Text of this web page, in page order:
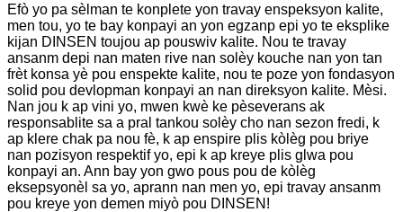
Efò yo pa sèlman te konplete yon travay enspeksyon kalite,
men tou, yo te bay konpayi an yon egzanp epi yo te eksplike
kijan DINSEN toujou ap pouswiv kalite. Nou te travay
ansanm depi nan maten rive nan solèy kouche nan yon tan
frèt konsa yè pou enspekte kalite, nou te poze yon fondasyon
solid pou devlopman konpayi an nan direksyon kalite. Mèsi.
Nan jou k ap vini yo, mwen kwè ke pèseverans ak
responsablite sa a pral tankou solèy cho nan sezon fredi, k
ap klere chak pa nou fè, k ap enspire plis kòlèg pou briye
nan pozisyon respektif yo, epi k ap kreye plis glwa pou
konpayi an. Ann bay yon gwo pous pou de kòlèg
eksepsyonèl sa yo, aprann nan men yo, epi travay ansanm
pou kreye yon demen miyò pou DINSEN!